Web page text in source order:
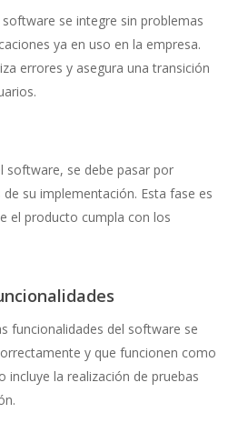
se integre sin problemas
ya en uso en la empresa.
errores y asegura una transición
software, se debe pasar por
su implementación. Esta fase es
el producto cumpla con los
funcionalidades del software se
y que funcionen como
incluye la realización de pruebas